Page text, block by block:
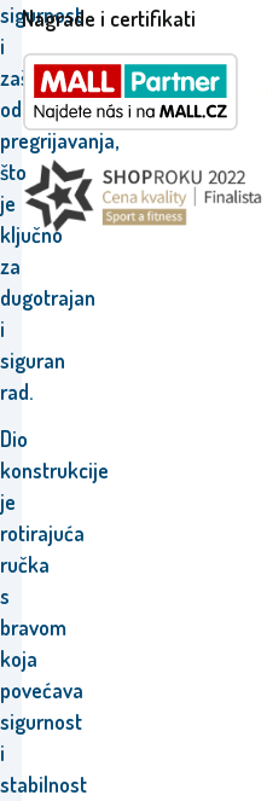
sigurnost
i
zaštita
od
pregrijavanja,
što
je
ključno
za
dugotrajan
i
siguran
rad.
Dio
konstrukcije
je
rotirajuća
ručka
s
bravom
koja
povećava
sigurnost
i
stabilnost
Nagrade i certifikati